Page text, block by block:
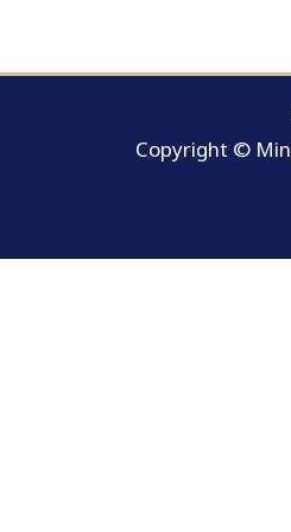
Copyright ©